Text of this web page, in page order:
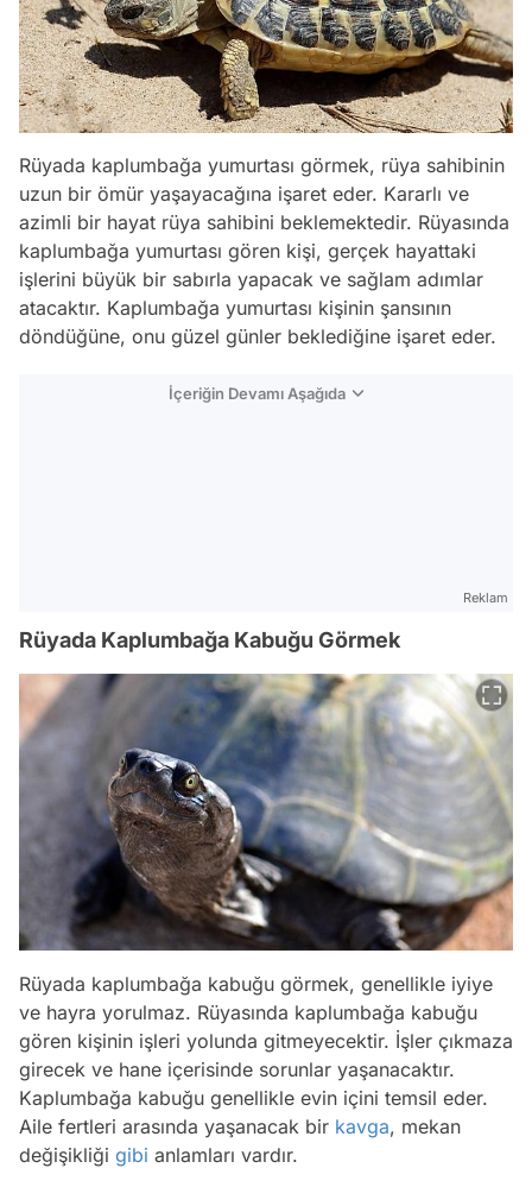
Rüyada kaplumbağa yumurtası görmek, rüya sahibinin
uzun bir ömür yaşayacağına işaret eder. Kararlı ve
azimli bir hayat rüya sahibini beklemektedir. Rüyasında
kaplumbağa yumurtası gören kişi, gerçek hayattaki
işlerini büyük bir sabırla yapacak ve sağlam adımlar
atacaktır. Kaplumbağa yumurtası kişinin şansının
döndüğüne, onu güzel günler beklediğine işaret eder.
İçeriğin Devamı Aşağıda
Reklam
Rüyada Kaplumbağa Kabuğu Görmek
Rüyada kaplumbağa kabuğu görmek, genellikle iyiye
ve hayra yorulmaz. Rüyasında kaplumbağa kabuğu
gören kişinin işleri yolunda gitmeyecektir. İşler çıkmaza
girecek ve hane içerisinde sorunlar yaşanacaktır.
Kaplumbağa kabuğu genellikle evin içini temsil eder.
Aile fertleri arasında yaşanacak bir kavga, mekan
değişikliği gibi anlamları vardır.